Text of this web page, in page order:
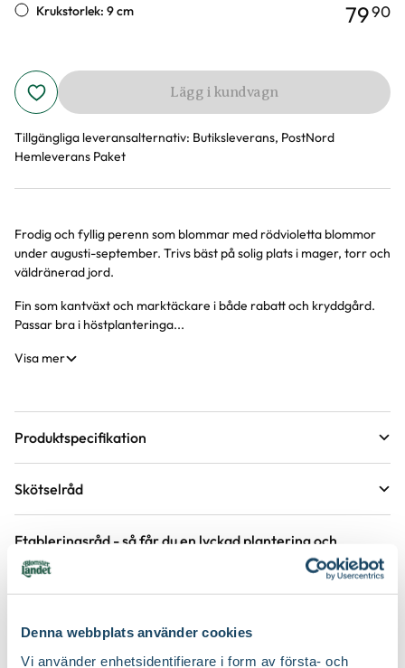
Denna webbplats använder cookies
Vi använder enhetsidentifierare i form av första- och
Krukstorlek: 9 cm 7990
Lägg i kundvagn
Tillgängliga leveransalternativ: Butiksleverans, PostNord
Hemleverans Paket
Produktinformation
Frodig och fyllig perenn som blommar med rödvioletta blommor
under augusti-september. Trivs bäst på solig plats i mager, torr och
väldränerad jord.
Fin som kantväxt och marktäckare i både rabatt och kryddgård.
Passar bra i höstplanteringa...
Visa mer
Produktspecifikation
Krukstorlek
Höjd på trädgårdsväxter
Växtsätt
Bladfärg Grön
Skötselråd
Läge Sol
Övervintringsförmåga
Antal per kvm 7-9 plantor
Etableringsråd - så får du en lyckad plantering och
tillväxt
Håll jorden fuktig det första året, stödvattna därefter under
Håll rabatten fri från ogräs för att underlätta etablering.
2 för 170:- 2 för 99:-